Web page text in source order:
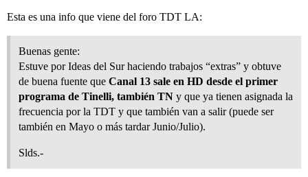
Esta es una info que viene del foro TDT LA:
Buenas gente:
Estuve por Ideas del Sur haciendo trabajos “extras” y obtuve
de buena fuente que Canal 13 sale en HD desde el primer
programa de Tinelli, también TN y que ya tienen asignada la
frecuencia por la TDT y que también van a salir (puede ser
también en Mayo o más tardar Junio/Julio).
Slds.-